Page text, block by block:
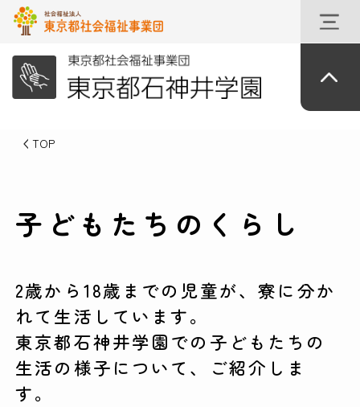
TOP
子どもたちのくらし
2歳から18歳までの児童が、寮に分か
れて生活しています。
東京都石神井学園での子どもたちの
生活の様子について、ご紹介しま
す。